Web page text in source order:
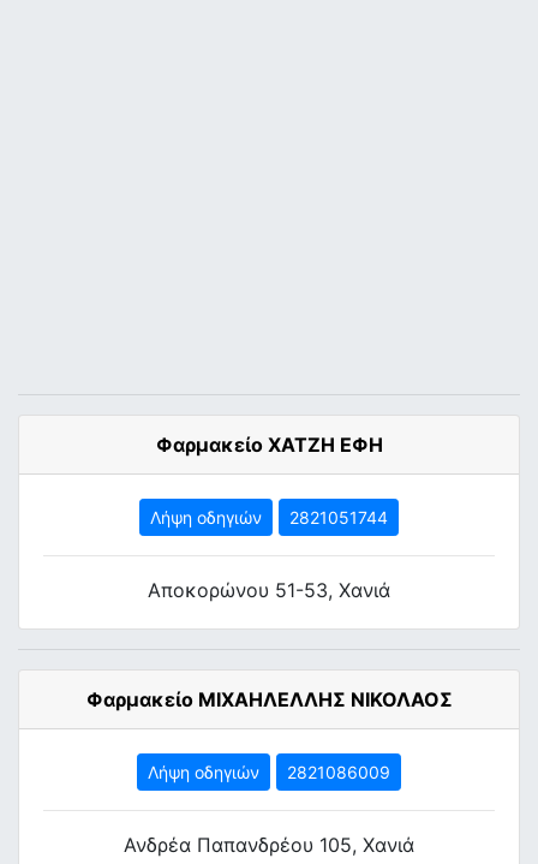
Φαρμακείο ΧΑΤΖΗ ΕΦΗ
Λήψη οδηγιών 2821051744
Αποκορώνου 51-53, Χανιά
Φαρμακείο ΜΙΧΑΗΛΕΛΛΗΣ ΝΙΚΟΛΑΟΣ
Λήψη οδηγιών 2821086009
Ανδρέα Παπανδρέου 105, Χανιά